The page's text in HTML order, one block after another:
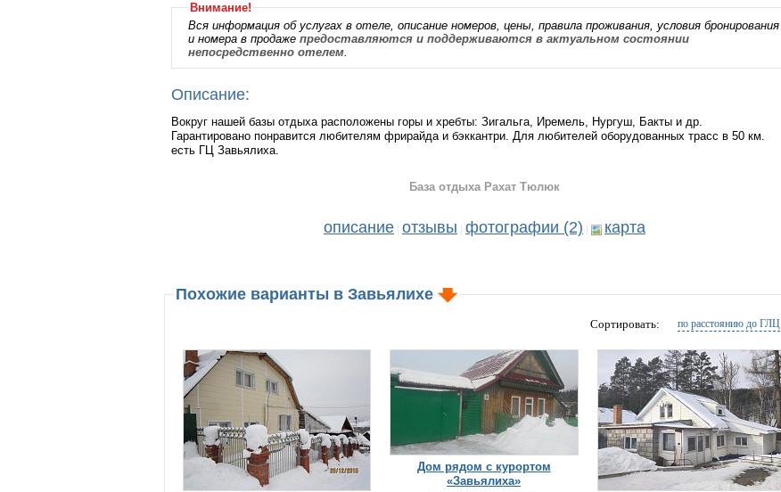
Внимание!
Вся информация об услугах в отеле, описание номеров, цены, правила проживания, условия бронирования
и номера в продаже предоставляются и поддерживаются в актуальном состоянии
непосредственно отелем.
Описание:
Вокруг нашей базы отдыха расположены горы и хребты: Зигальга, Иремель, Нургуш, Бакты и др.
Гарантировано понравится любителям фрирайда и бэккантри. Для любителей оборудованных трасс в 50 км.
есть ГЦ Завьялиха.
База отдыха Рахат Тюлюк
описание отзывы фотографии (2) карта
Похожие варианты в Завьялихе
по расстоянию до ГЛЦ
Сортировать:
Дом рядом с курортом
«Завьялиха»